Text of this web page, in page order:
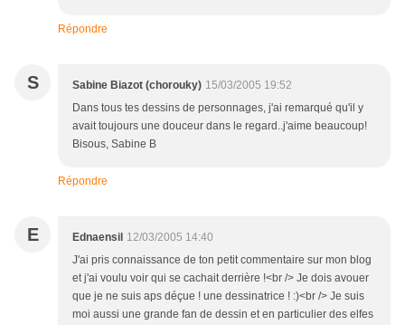
Répondre
S Sabine Biazot (chorouky) 15/03/2005 19:52
Dans tous tes dessins de personnages, j'ai remarqué qu'il y
avait toujours une douceur dans le regard..j'aime beaucoup!
Bisous, Sabine B
Répondre
E Ednaensil 12/03/2005 14:40
J'ai pris connaissance de ton petit commentaire sur mon blog
et j'ai voulu voir qui se cachait derrière !<br /> Je dois avouer
que je ne suis aps déçue ! une dessinatrice ! :)<br /> Je suis
moi aussi une grande fan de dessin et en particulier des elfes